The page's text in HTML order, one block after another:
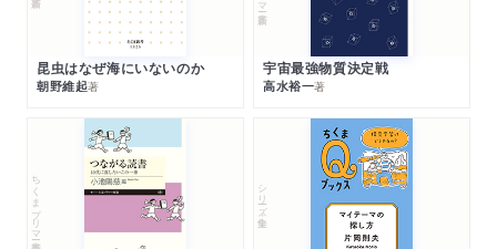
昆虫はなぜ海にいないのか
朝野維起著
宇宙最強物質決定戦
高水裕一著
ちくまプリマー新書 シリーズ・全集